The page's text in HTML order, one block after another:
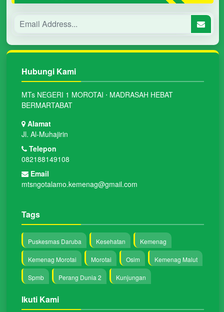
Hubungi Kami
MTs NEGERI 1 MOROTAI ⋅ MADRASAH HEBAT
BERMARTABAT
Alamat
Jl. Al-Muhajirin
Telepon
082188149108
Email
mtsngotalamo.kemenag@gmail.com
Tags
Puskesmas Daruba Kesehatan Kemenag
Kemenag Morotai Morotai Osim Kemenag Malut
Spmb Perang Dunia 2 Kunjungan
Ikuti Kami